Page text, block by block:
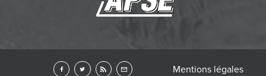
Mentions légales